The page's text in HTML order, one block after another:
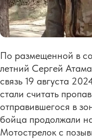
По размещенной в
летний Сергей
связь 19 августа
стали считать
отправившегося в
бойца продолжали
Мотострелок с